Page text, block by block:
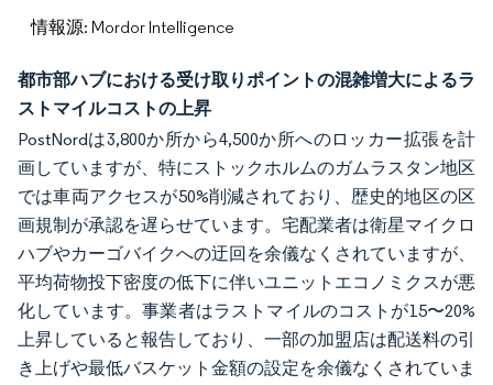
情報源: Mordor Intelligence
都市部ハブにおける受け取りポイントの混雑増大によるラ
ストマイルコストの上昇
PostNordは3,800か所から4,500か所へのロッカー拡張を計
画していますが、特にストックホルムのガムラスタン地区
では車両アクセスが50%削減されており、歴史的地区の区
画規制が承認を遅らせています。宅配業者は衛星マイクロ
ハブやカーゴバイクへの迂回を余儀なくされていますが、
平均荷物投下密度の低下に伴いユニットエコノミクスが悪
化しています。事業者はラストマイルのコストが15〜20%
上昇していると報告しており、一部の加盟店は配送料の引
き上げや最低バスケット金額の設定を余儀なくされていま